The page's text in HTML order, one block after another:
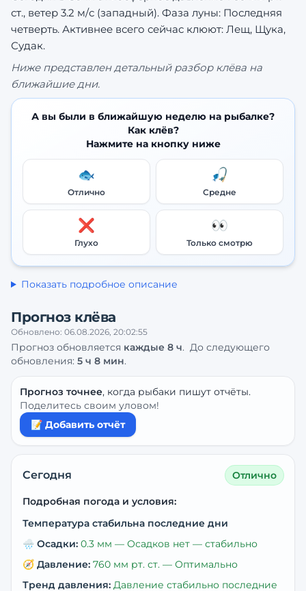
ст., ветер 3.2 м/с (западный). Фаза луны: Последняя
четверть. Активнее всего сейчас клюют: Лещ, Щука,
Судак.
Ниже представлен детальный разбор клёва на
ближайшие дни.
А вы были в ближайшую неделю на рыбалке?
Как клёв?
Нажмите на кнопку ниже
🐟
Отлично
🎣
Средне
❌
Глухо
👀
Только смотрю
Показать подробное описание
Прогноз клёва
Обновлено: 06.08.2026, 20:02:55
Прогноз обновляется каждые 8 ч. До следующего
обновления: 5 ч 8 мин.
Прогноз точнее, когда рыбаки пишут отчёты.
Поделитесь своим уловом!
📝 Добавить отчёт
Сегодня Отлично
Подробная погода и условия:
Температура стабильна последние дни
🌧️ Осадки: 0.3 мм — Осадков нет — стабильно
🧭 Давление: 760 мм рт. ст. — Оптимально
Тренд давления: Давление стабильно последние